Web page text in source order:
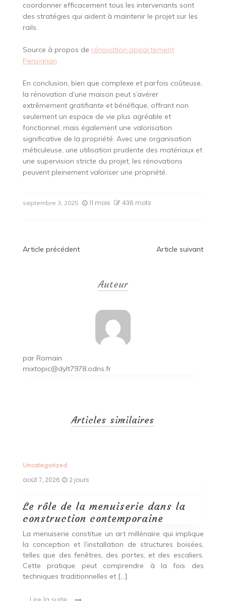
coordonner efficacement tous les intervenants sont
des stratégies qui aident à maintenir le projet sur les
rails.
Source à propos de rénovation appartement
Perpignan
En conclusion, bien que complexe et parfois coûteuse,
la rénovation d’une maison peut s’avérer
extrêmement gratifiante et bénéfique, offrant non
seulement un espace de vie plus agréable et
fonctionnel, mais également une valorisation
significative de la propriété. Avec une organisation
méticuleuse, une utilisation prudente des matériaux et
une supervision stricte du projet, les rénovations
peuvent pleinement valoriser une propriété.
septembre 3, 2025 11 mois 436 mots
Navigation
Article précédent Article suivant
Auteur
par Romain
mixtopic@dylt7978.odns.fr
Articles similaires
Uncategorized
août 7, 2026 2 jours
Le rôle de la menuiserie dans la
construction contemporaine
La menuiserie constitue un art millénaire qui implique
la conception et l’installation de structures boisées,
telles que des fenêtres, des portes, et des escaliers.
Cette pratique peut comprendre à la fois des
techniques traditionnelles et […]